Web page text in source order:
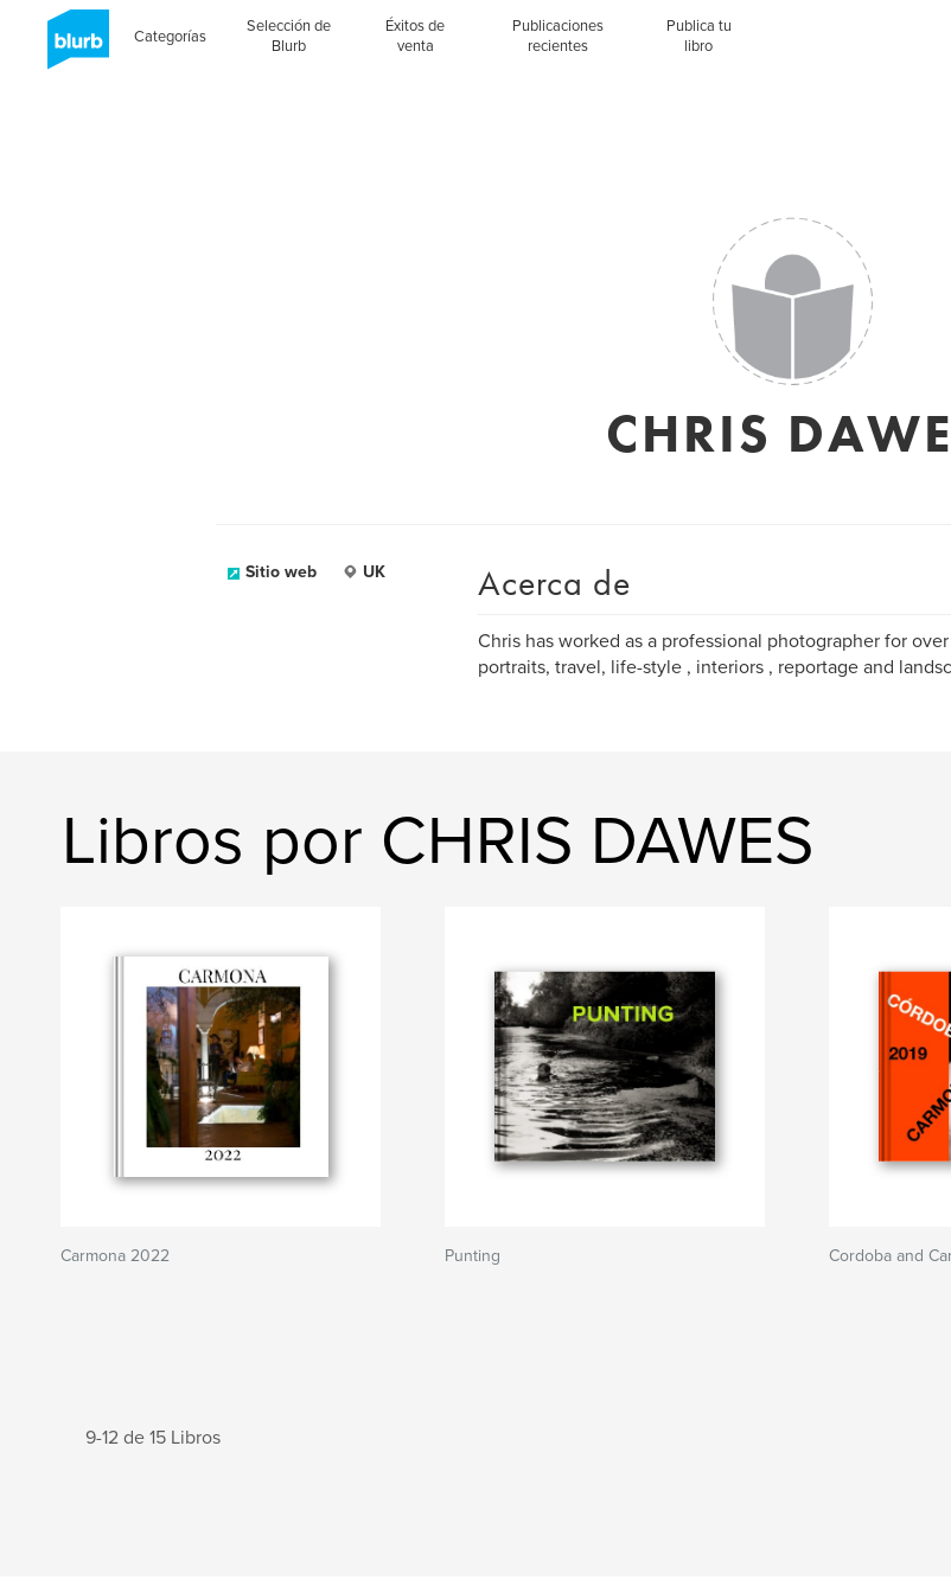
Categorías
Selección de
Blurb
Éxitos de
venta
Publicaciones
recientes
Publica tu
libro
CHRIS
Sitio web UK Acerca de
Chris has worked as a professional photographer for
portraits, travel, life-style , interiors , reportage and
Libros por CHRIS DAWES
Carmona 2022 Punting Cordoba and
9-12 de 15 Libros